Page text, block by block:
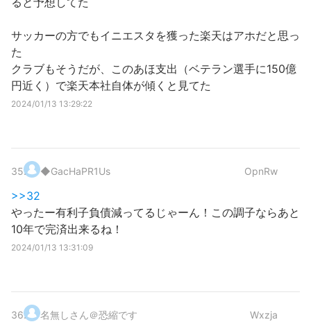
サッカーの方でもイニエスタを獲った楽天はアホだと思っ
た
クラブもそうだが、このあほ支出（ベテラン選手に150億
円近く）で楽天本社自体が傾くと見てた
2024/01/13 13:29:22
35. ◆GacHaPR1Us OpnRw
>>32
やったー有利子負債減ってるじゃーん！この調子ならあと
10年で完済出来るね！
2024/01/13 13:31:09
36. 名無しさん＠恐縮です Wxzja